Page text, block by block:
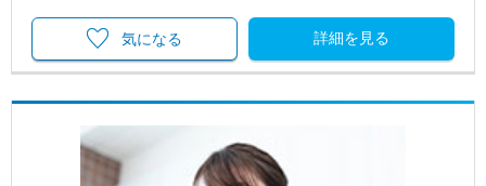
詳細を見る
気になる